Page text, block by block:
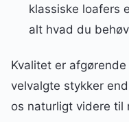
klassiske loafers
alt hvad du
Kvalitet er
velvalgte stykker
os naturligt videre til